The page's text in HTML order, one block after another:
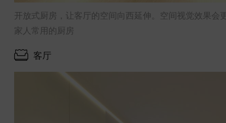
开放式厨房，让客厅的空间向西延伸。空间视觉效果
家人常用的厨房
客厅